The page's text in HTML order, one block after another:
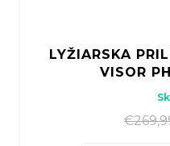
LYŽIARSKA
VISOR